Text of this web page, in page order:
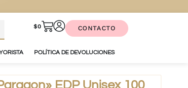
$0 CONTACTO
POLÍTICA DE DEVOLUCIONES
EDP Unisex 100